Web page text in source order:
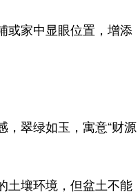
家中显眼位置，增添
翠绿如玉，寓意“财源
壤环境，但盆土不能